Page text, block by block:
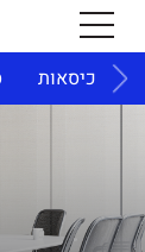
כיסאות